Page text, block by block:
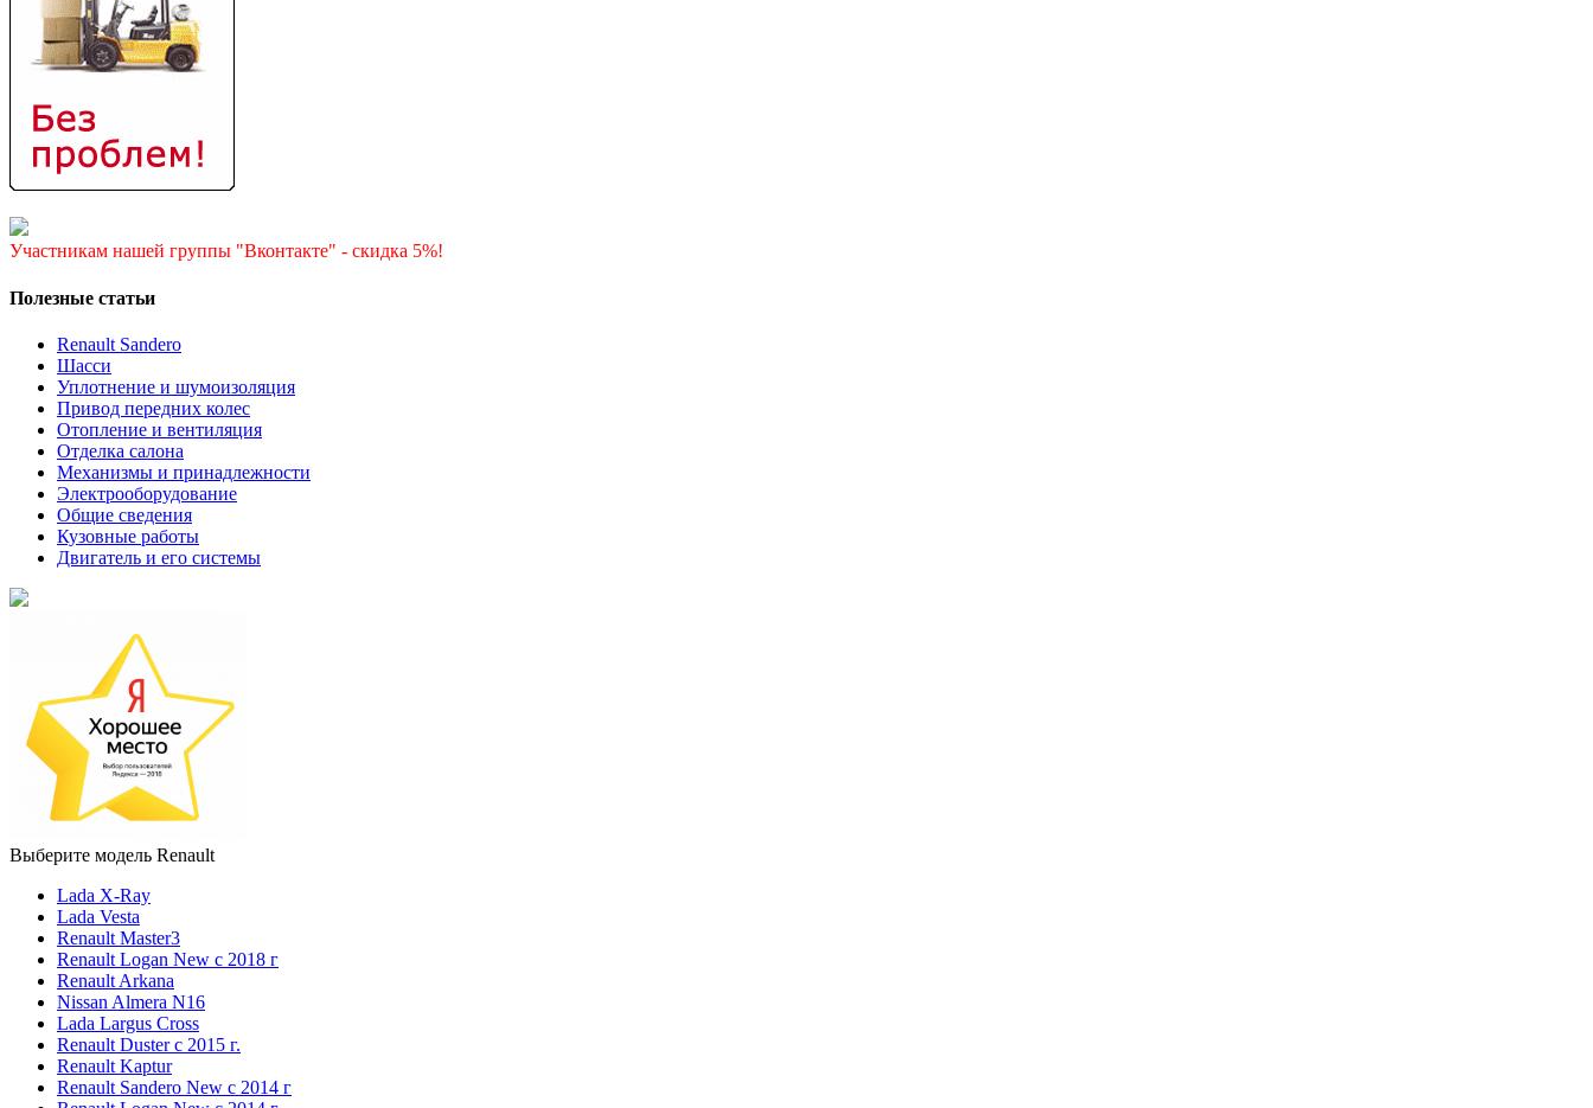
Участникам нашей группы "Вконтакте" - скидка 5%!
Полезные статьи
Renault Sandero
Шасси
Уплотнение и шумоизоляция
Привод передних колес
Отопление и вентиляция
Отделка салона
Механизмы и принадлежности
Электрооборудование
Общие сведения
Кузовные работы
Двигатель и его системы
Выберите модель Renault
Lada X-Ray
Lada Vesta
Renault Master3
Renault Logan New с 2018 г
Renault Arkana
Nissan Almera N16
Lada Largus Cross
Renault Duster с 2015 г.
Renault Kaptur
Renault Sandero New с 2014 г